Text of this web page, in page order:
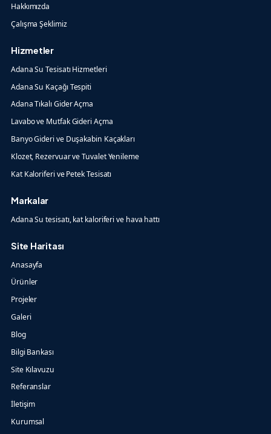
Hakkımızda
Çalışma Şeklimiz
Hizmetler
Adana Su Tesisatı Hizmetleri
Adana Su Kaçağı Tespiti
Adana Tıkalı Gider Açma
Lavabo ve Mutfak Gideri Açma
Banyo Gideri ve Duşakabin Kaçakları
Klozet, Rezervuar ve Tuvalet Yenileme
Kat Kaloriferi ve Petek Tesisatı
Markalar
Adana Su tesisatı, kat kaloriferi ve hava hattı
Site Haritası
Anasayfa
Ürünler
Projeler
Galeri
Blog
Bilgi Bankası
Site Kılavuzu
Referanslar
İletişim
Kurumsal